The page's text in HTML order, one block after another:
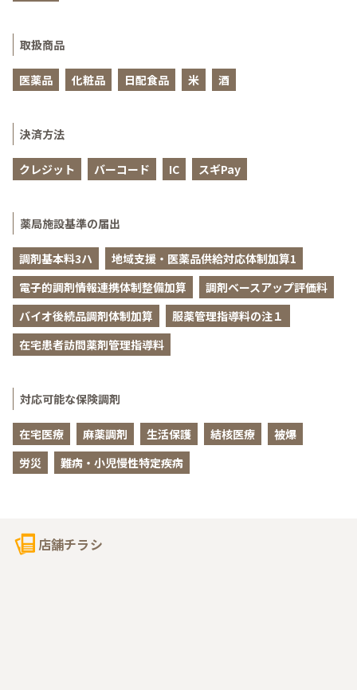
取扱商品
医薬品 化粧品 日配食品 米 酒
決済方法
クレジット バーコード IC スギPay
薬局施設基準の届出
調剤基本料3ハ
地域支援・医薬品供給対応体制加算1
電子的調剤情報連携体制整備加算
調剤ベースアップ評価料
バイオ後続品調剤体制加算
服薬管理指導料の注１
在宅患者訪問薬剤管理指導料
対応可能な保険調剤
在宅医療 麻薬調剤 生活保護 結核医療
被爆
労災
難病・小児慢性特定疾病
店舗チラシ